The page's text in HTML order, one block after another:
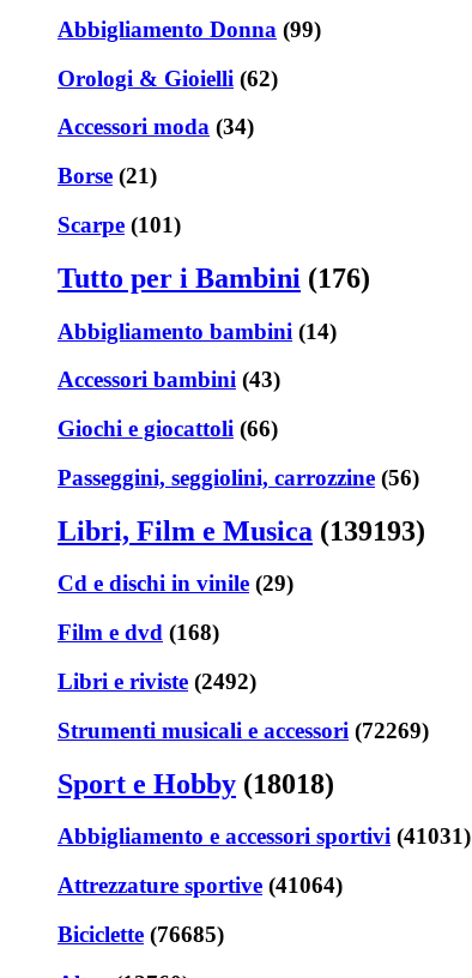
Abbigliamento Donna (99)
Orologi & Gioielli (62)
Accessori moda (34)
Borse (21)
Scarpe (101)
Tutto per i Bambini (176)
Abbigliamento bambini (14)
Accessori bambini (43)
Giochi e giocattoli (66)
Passeggini, seggiolini, carrozzine (56)
Libri, Film e Musica (139193)
Cd e dischi in vinile (29)
Film e dvd (168)
Libri e riviste (2492)
Strumenti musicali e accessori (72269)
Sport e Hobby (18018)
Abbigliamento e accessori sportivi (41031)
Attrezzature sportive (41064)
Biciclette (76685)